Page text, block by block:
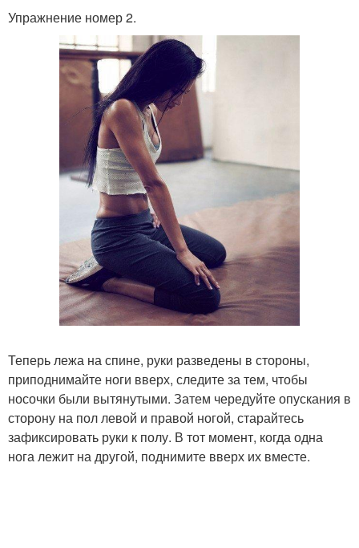
Упражнение номер 2.
Теперь лежа на спине, руки разведены в стороны,
приподнимайте ноги вверх, следите за тем, чтобы
носочки были вытянутыми. Затем чередуйте опускания в
сторону на пол левой и правой ногой, старайтесь
зафиксировать руки к полу. В тот момент, когда одна
нога лежит на другой, поднимите вверх их вместе.